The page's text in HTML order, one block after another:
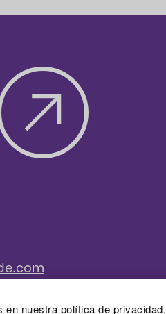
nuestra política de privacidad.